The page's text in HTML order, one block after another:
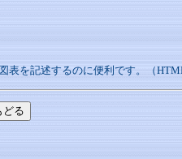
を記述するのに便利です。（